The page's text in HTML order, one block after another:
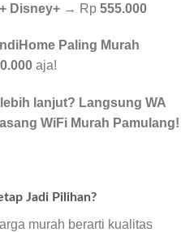
Disney+ → Rp 555.000
Paling Murah
aja!
lanjut? Langsung WA
WiFi Murah Pamulang!
Jadi Pilihan?
murah berarti kualitas